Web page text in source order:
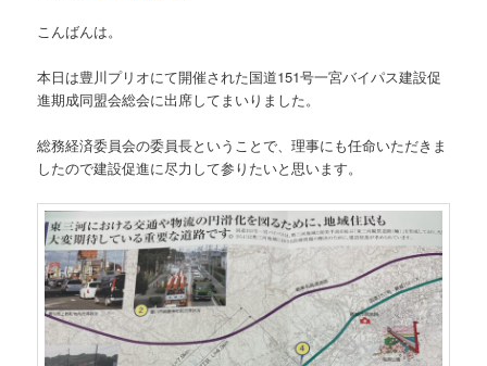
こんばんは。
本日は豊川プリオにて開催された国道151号一宮バイパス建設促
進期成同盟会総会に出席してまいりました。
総務経済委員会の委員長ということで、理事にも任命いただきま
したので建設促進に尽力して参りたいと思います。